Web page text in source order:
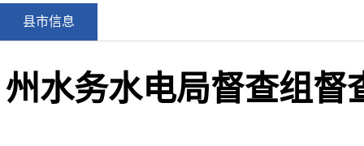
县市信息
州水务水电局督查组督